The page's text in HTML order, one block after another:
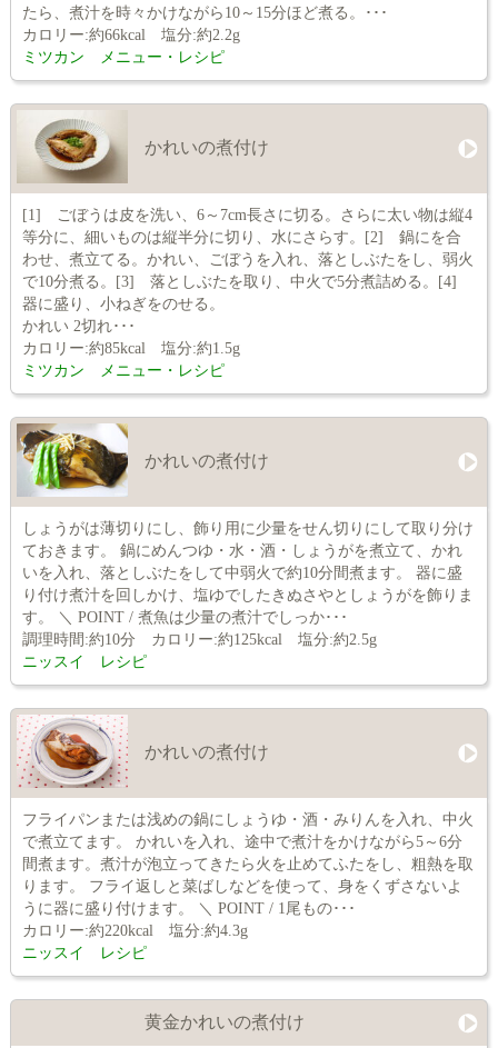
たら、煮汁を時々かけながら10～15分ほど煮る。･･･
カロリー:約66kcal 塩分:約2.2g
ミツカン メニュー・レシピ
かれいの煮付け
[1] ごぼうは皮を洗い、6～7cm長さに切る。さらに太い物は縦4
等分に、細いものは縦半分に切り、水にさらす。[2] 鍋にを合
わせ、煮立てる。かれい、ごぼうを入れ、落としぶたをし、弱火
で10分煮る。[3] 落としぶたを取り、中火で5分煮詰める。[4]
器に盛り、小ねぎをのせる。
かれい 2切れ･･･
カロリー:約85kcal 塩分:約1.5g
ミツカン メニュー・レシピ
かれいの煮付け
しょうがは薄切りにし、飾り用に少量をせん切りにして取り分け
ておきます。 鍋にめんつゆ・水・酒・しょうがを煮立て、かれ
いを入れ、落としぶたをして中弱火で約10分間煮ます。 器に盛
り付け煮汁を回しかけ、塩ゆでしたきぬさやとしょうがを飾りま
す。 ＼ POINT / 煮魚は少量の煮汁でしっか･･･
調理時間:約10分 カロリー:約125kcal 塩分:約2.5g
ニッスイ レシピ
かれいの煮付け
フライパンまたは浅めの鍋にしょうゆ・酒・みりんを入れ、中火
で煮立てます。 かれいを入れ、途中で煮汁をかけながら5～6分
間煮ます。煮汁が泡立ってきたら火を止めてふたをし、粗熱を取
ります。 フライ返しと菜ばしなどを使って、身をくずさないよ
うに器に盛り付けます。 ＼ POINT / 1尾もの･･･
カロリー:約220kcal 塩分:約4.3g
ニッスイ レシピ
黄金かれいの煮付け